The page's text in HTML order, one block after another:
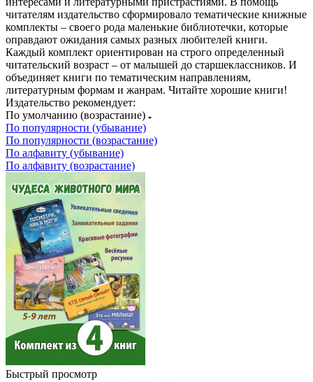
читателям издательство сформировало тематические книжные
комплекты – своего рода маленькие библиотечки, которые
оправдают ожидания самых разных любителей книги.
Каждый комплект ориентирован на строго определенный
читательский возраст – от малышей до старшеклассников. И
объединяет книги по тематическим направлениям,
литературным формам и жанрам. Читайте хорошие книги!
Издательство рекомендует:
По умолчанию (возрастание)
По популярности (убывание)
По популярности (возрастание)
По алфавиту (убывание)
По алфавиту (возрастание)
Быстрый просмотр